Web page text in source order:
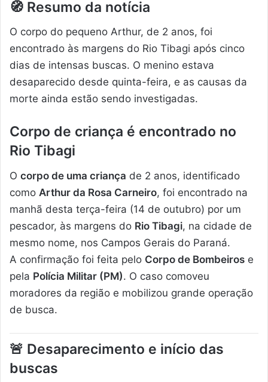
🧭 Resumo da notícia
O corpo do pequeno Arthur, de 2 anos, foi
encontrado às margens do Rio Tibagi após cinco
dias de intensas buscas. O menino estava
desaparecido desde quinta-feira, e as causas da
morte ainda estão sendo investigadas.
Corpo de criança é encontrado no
Rio Tibagi
O corpo de uma criança de 2 anos, identificado
como Arthur da Rosa Carneiro, foi encontrado na
manhã desta terça-feira (14 de outubro) por um
pescador, às margens do Rio Tibagi, na cidade de
mesmo nome, nos Campos Gerais do Paraná.
A confirmação foi feita pelo Corpo de Bombeiros e
pela Polícia Militar (PM). O caso comoveu
moradores da região e mobilizou grande operação
de busca.
🚨 Desaparecimento e início das
buscas